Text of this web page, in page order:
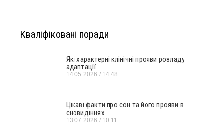
Кваліфіковані поради
Які характерні клінічні прояви розладу
адаптації
14.05.2026 14:48
Цікаві факти про сон та його прояви в
сновидіннях
13.07.2026 10:11